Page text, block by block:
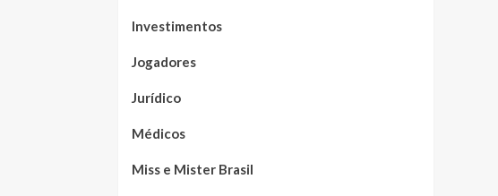
Investimentos
Jogadores
Jurídico
Médicos
Miss e Mister Brasil